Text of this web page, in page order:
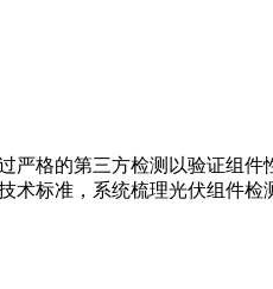
严格的第三方检测以验证组件
术标准，系统梳理光伏组件检